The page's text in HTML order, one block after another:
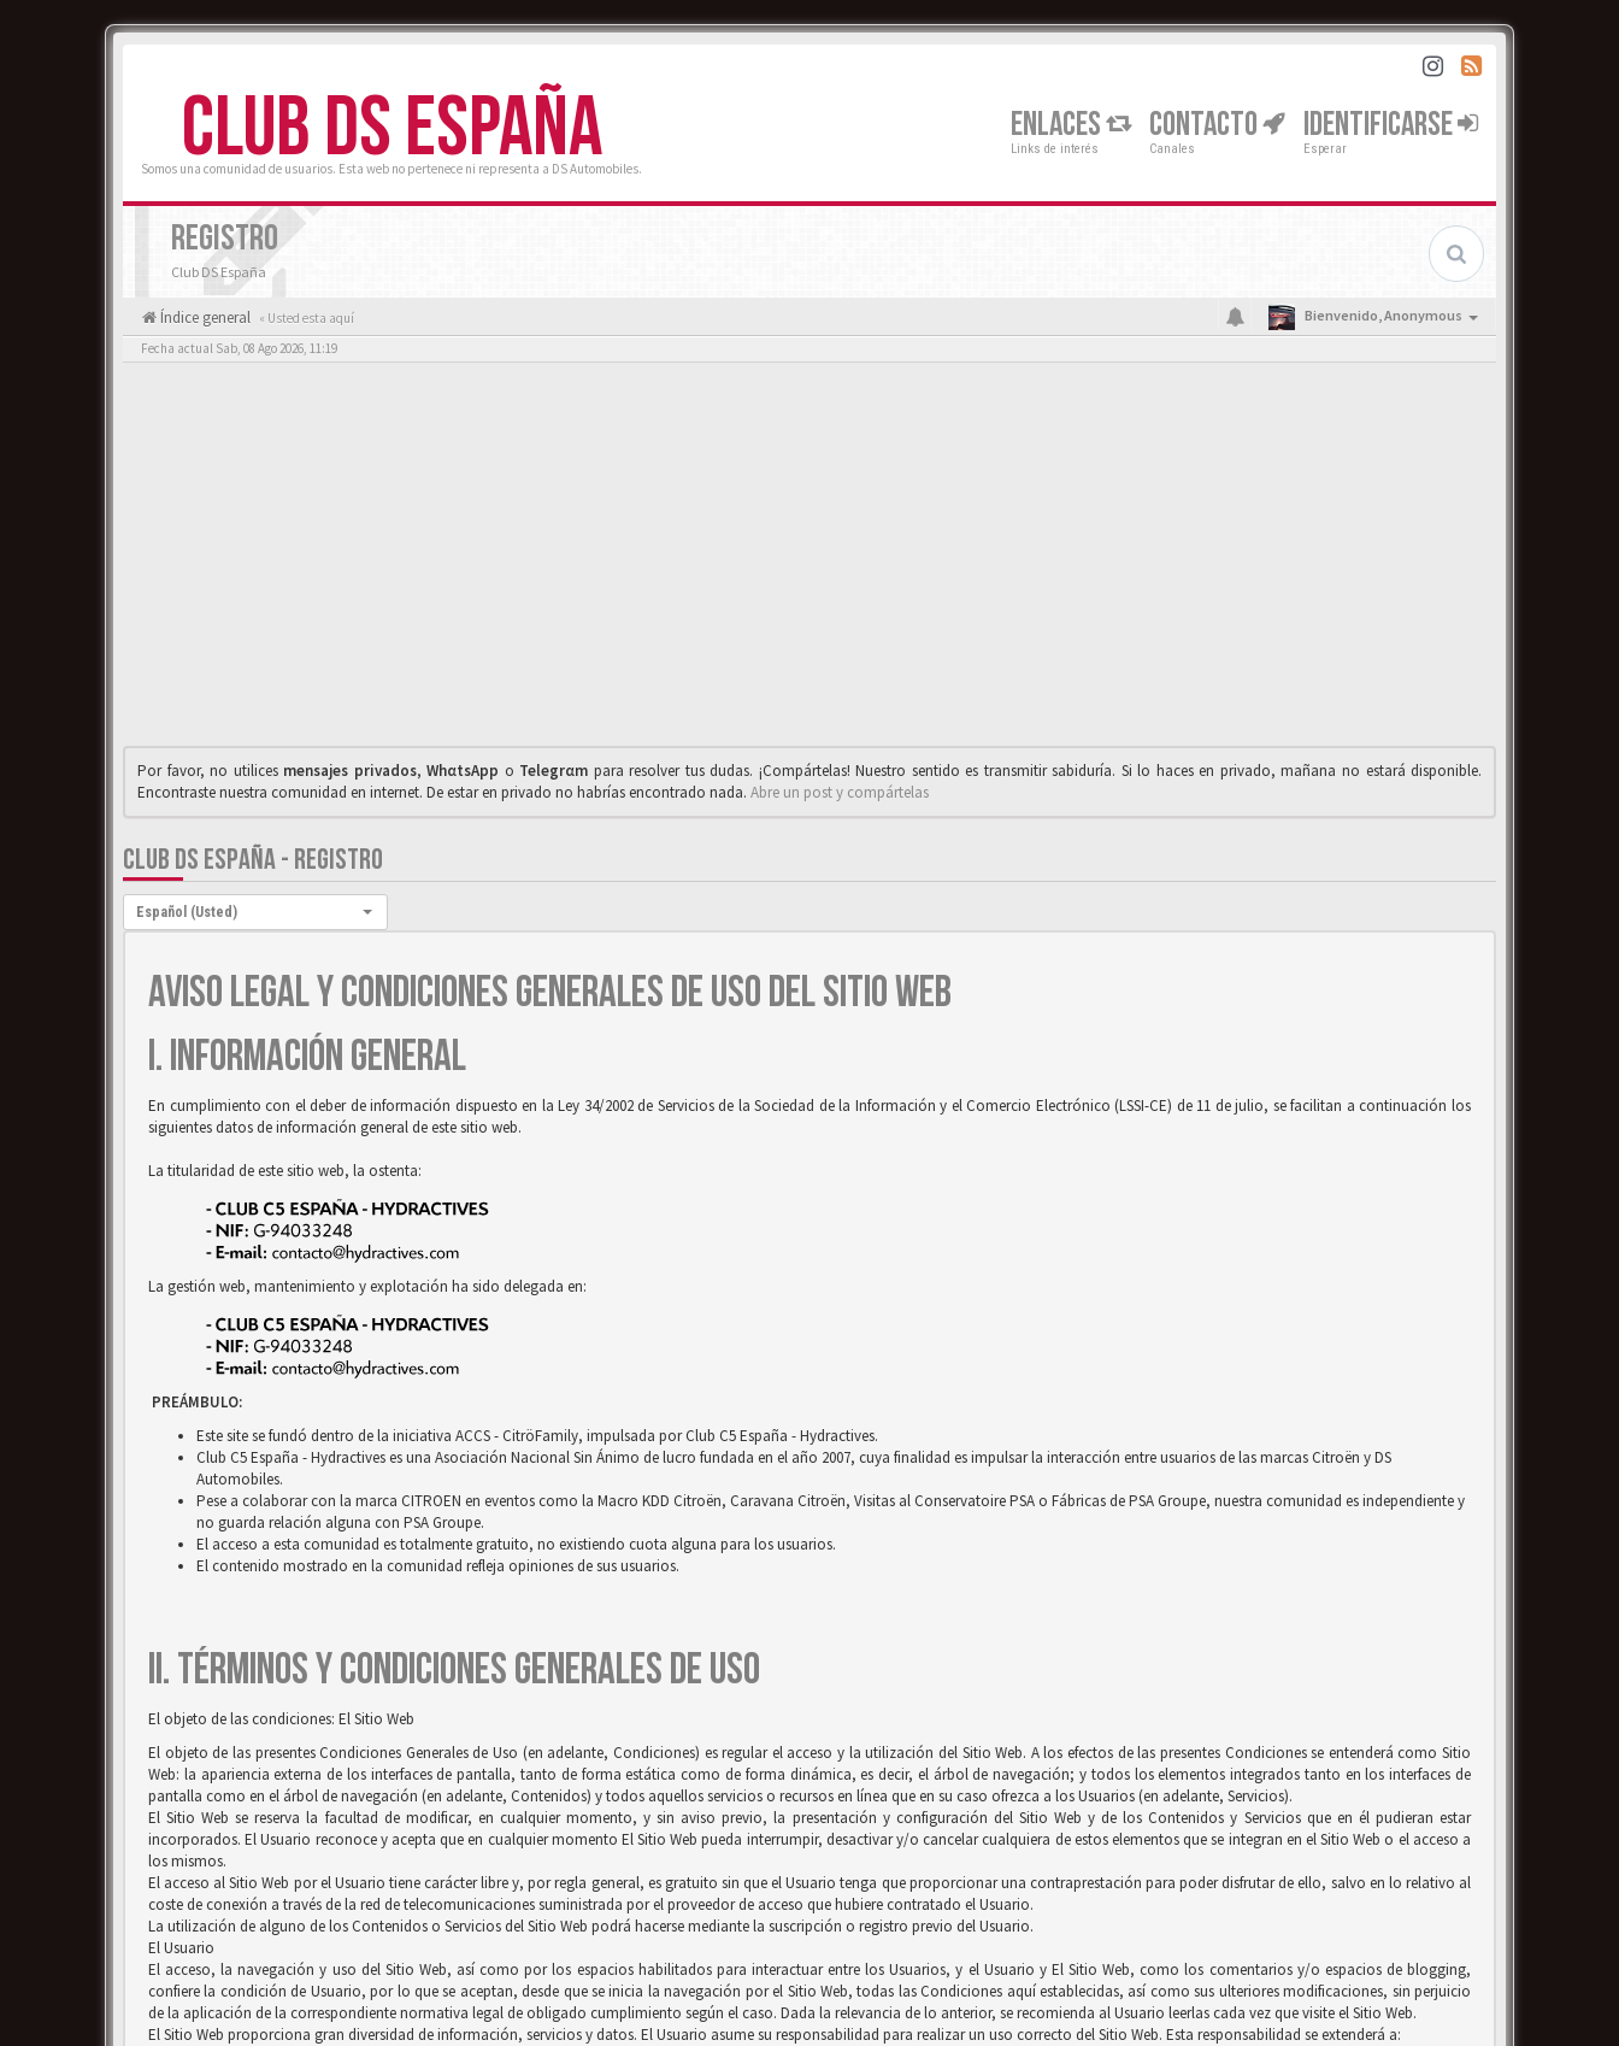
CLUB DS ESPAÑA
Somos una comunidad de usuarios. Esta web no pertenece ni representa a DS Automobiles.
ENLACES
Links de interés
CONTACTO
Canales
IDENTIFICARSE
Esperar
REGISTRO
Club DS España
Índice general « Usted esta aquí Bienvenido,Anonymous
Fecha actual Sab, 08 Ago 2026, 11:19
Por favor, no utilices mensajes privados,WhαtsApp o Telegrαm para resolver tus dudas. ¡Compártelas! Nuestro sentido es transmitir sabiduría. Si lo haces en privado, mañana no estará disponible.
Encontraste nuestra comunidad en internet. De estar en privado no habrías encontrado nada. Abre un post y compártelas
CLUB DS ESPAÑA - REGISTRO
Idioma:
Español (Usted)
AVISO LEGAL Y CONDICIONES GENERALES DE USO DEL SITIO WEB
I. INFORMACIÓN GENERAL
En cumplimiento con el deber de información dispuesto en la Ley 34/2002 de Servicios de la Sociedad de la Información y el Comercio Electrónico (LSSI-CE) de 11 de julio, se facilitan a continuación los
siguientes datos de información general de este sitio web.
La titularidad de este sitio web, la ostenta:
La gestión web, mantenimiento y explotación ha sido delegada en:
PREÁMBULO:
Este site se fundó dentro de la iniciativa ACCS - CitröFamily, impulsada por Club C5 España - Hydractives.
Club C5 España - Hydractives es una Asociación Nacional Sin Ánimo de lucro fundada en el año 2007, cuya finalidad es impulsar la interacción entre usuarios de las marcas Citroën y DS
Automobiles.
Pese a colaborar con la marca CITROEN en eventos como la Macro KDD Citroën, Caravana Citroën, Visitas al Conservatoire PSA o Fábricas de PSA Groupe, nuestra comunidad es independiente y
no guarda relación alguna con PSA Groupe.
El acceso a esta comunidad es totalmente gratuito, no existiendo cuota alguna para los usuarios.
El contenido mostrado en la comunidad refleja opiniones de sus usuarios.
II. TÉRMINOS Y CONDICIONES GENERALES DE USO
El objeto de las condiciones: El Sitio Web
El objeto de las presentes Condiciones Generales de Uso (en adelante, Condiciones) es regular el acceso y la utilización del Sitio Web. A los efectos de las presentes Condiciones se entenderá como Sitio
Web: la apariencia externa de los interfaces de pantalla, tanto de forma estática como de forma dinámica, es decir, el árbol de navegación; y todos los elementos integrados tanto en los interfaces de
pantalla como en el árbol de navegación (en adelante, Contenidos) y todos aquellos servicios o recursos en línea que en su caso ofrezca a los Usuarios (en adelante, Servicios).
El Sitio Web se reserva la facultad de modificar, en cualquier momento, y sin aviso previo, la presentación y configuración del Sitio Web y de los Contenidos y Servicios que en él pudieran estar
incorporados. El Usuario reconoce y acepta que en cualquier momento El Sitio Web pueda interrumpir, desactivar y/o cancelar cualquiera de estos elementos que se integran en el Sitio Web o el acceso a
los mismos.
El acceso al Sitio Web por el Usuario tiene carácter libre y, por regla general, es gratuito sin que el Usuario tenga que proporcionar una contraprestación para poder disfrutar de ello, salvo en lo relativo al
coste de conexión a través de la red de telecomunicaciones suministrada por el proveedor de acceso que hubiere contratado el Usuario.
La utilización de alguno de los Contenidos o Servicios del Sitio Web podrá hacerse mediante la suscripción o registro previo del Usuario.
El Usuario
El acceso, la navegación y uso del Sitio Web, así como por los espacios habilitados para interactuar entre los Usuarios, y el Usuario y El Sitio Web, como los comentarios y/o espacios de blogging,
confiere la condición de Usuario, por lo que se aceptan, desde que se inicia la navegación por el Sitio Web, todas las Condiciones aquí establecidas, así como sus ulteriores modificaciones, sin perjuicio
de la aplicación de la correspondiente normativa legal de obligado cumplimiento según el caso. Dada la relevancia de lo anterior, se recomienda al Usuario leerlas cada vez que visite el Sitio Web.
El Sitio Web proporciona gran diversidad de información, servicios y datos. El Usuario asume su responsabilidad para realizar un uso correcto del Sitio Web. Esta responsabilidad se extenderá a: